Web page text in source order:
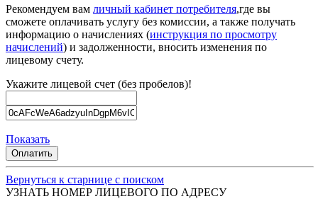
Рекомендуем вам личный кабинет потребителя,где вы
сможете оплачивать услугу без комиссии, а также получать
информацию о начислениях (инструкция по просмотру
начислений) и задолженности, вносить изменения по
лицевому счету.
Укажите лицевой счет (без пробелов)!
Показать
Оплатить
Вернуться к старнице с поиском
УЗНАТЬ НОМЕР ЛИЦЕВОГО ПО АДРЕСУ